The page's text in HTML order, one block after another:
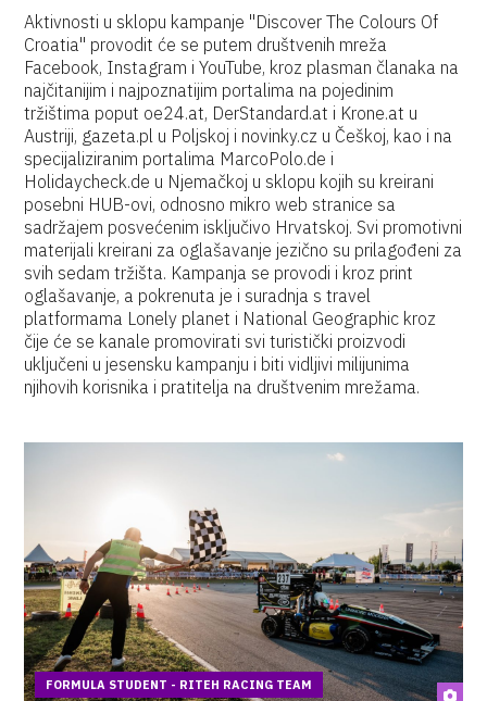
Aktivnosti u sklopu kampanje "Discover The Colours Of
Croatia" provodit će se putem društvenih mreža
Facebook, Instagram i YouTube, kroz plasman članaka na
najčitanijim i najpoznatijim portalima na pojedinim
tržištima poput oe24.at, DerStandard.at i Krone.at u
Austriji, gazeta.pl u Poljskoj i novinky.cz u Češkoj, kao i na
specijaliziranim portalima MarcoPolo.de i
Holidaycheck.de u Njemačkoj u sklopu kojih su kreirani
posebni HUB-ovi, odnosno mikro web stranice sa
sadržajem posvećenim isključivo Hrvatskoj. Svi promotivni
materijali kreirani za oglašavanje jezično su prilagođeni za
svih sedam tržišta. Kampanja se provodi i kroz print
oglašavanje, a pokrenuta je i suradnja s travel
platformama Lonely planet i National Geographic kroz
čije će se kanale promovirati svi turistički proizvodi
uključeni u jesensku kampanju i biti vidljivi milijunima
njihovih korisnika i pratitelja na društvenim mrežama.
FORMULA STUDENT - RITEH RACING TEAM